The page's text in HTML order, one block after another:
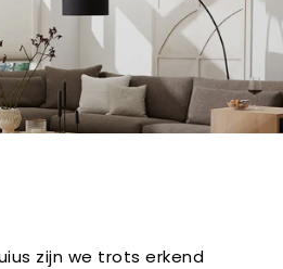
zijn we trots erkend